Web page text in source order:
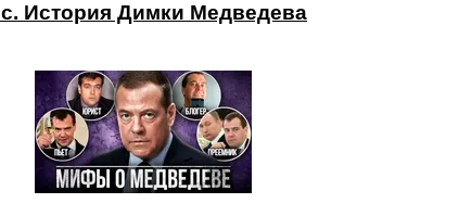
История Димки Медведева